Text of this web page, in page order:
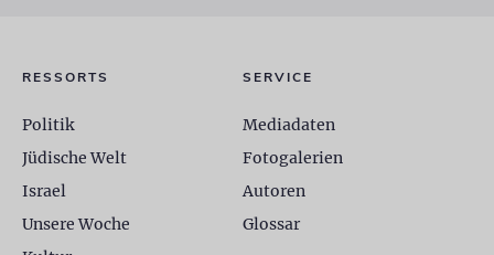
RESSORTS
Politik
Jüdische Welt
Israel
Unsere Woche
SERVICE
Mediadaten
Fotogalerien
Autoren
Glossar